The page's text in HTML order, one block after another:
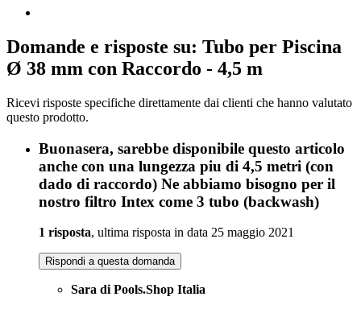
Domande e risposte su: Tubo per Piscina
Ø 38 mm con Raccordo - 4,5 m
Ricevi risposte specifiche direttamente dai clienti che hanno valutato
questo prodotto.
Buonasera, sarebbe disponibile questo articolo
anche con una lungezza piu di 4,5 metri (con
dado di raccordo) Ne abbiamo bisogno per il
nostro filtro Intex come 3 tubo (backwash)
1 risposta, ultima risposta in data 25 maggio 2021
Rispondi a questa domanda
Sara di Pools.Shop Italia